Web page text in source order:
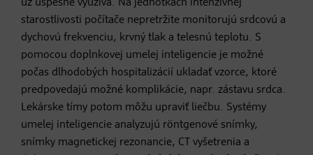
už úspešne využíva. Na jednotkách intenzívnej
starostlivosti počítače nepretržite monitorujú srdcovú a
dychovú frekvenciu, krvný tlak a telesnú teplotu. S
pomocou doplnkovej umelej inteligencie je možné
počas dlhodobých hospitalizácií ukladať vzorce, ktoré
predpovedajú možné komplikácie, napr. zástavu srdca.
Lekárske tímy potom môžu upraviť liečbu. Systémy
umelej inteligencie analyzujú röntgenové snímky,
snímky magnetickej rezonancie, CT vyšetrenia a